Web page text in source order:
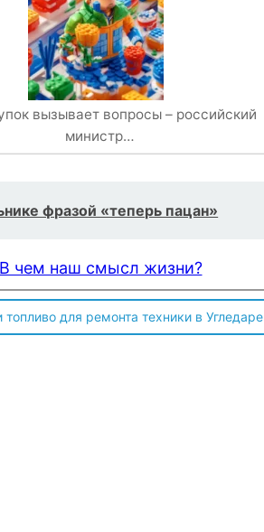
вызывает вопросы – российский
министр…
фразой «теперь пацан»
В чем наш смысл жизни?
для ремонта техники в Угледаре